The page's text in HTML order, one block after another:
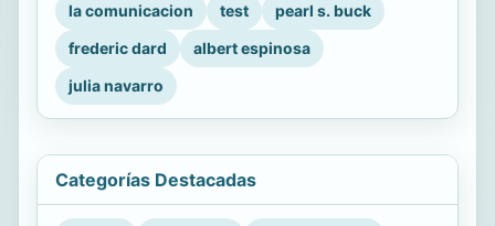
la comunicacion test
pearl s. buck
frederic dard
albert espinosa
julia navarro
Categorías Destacadas